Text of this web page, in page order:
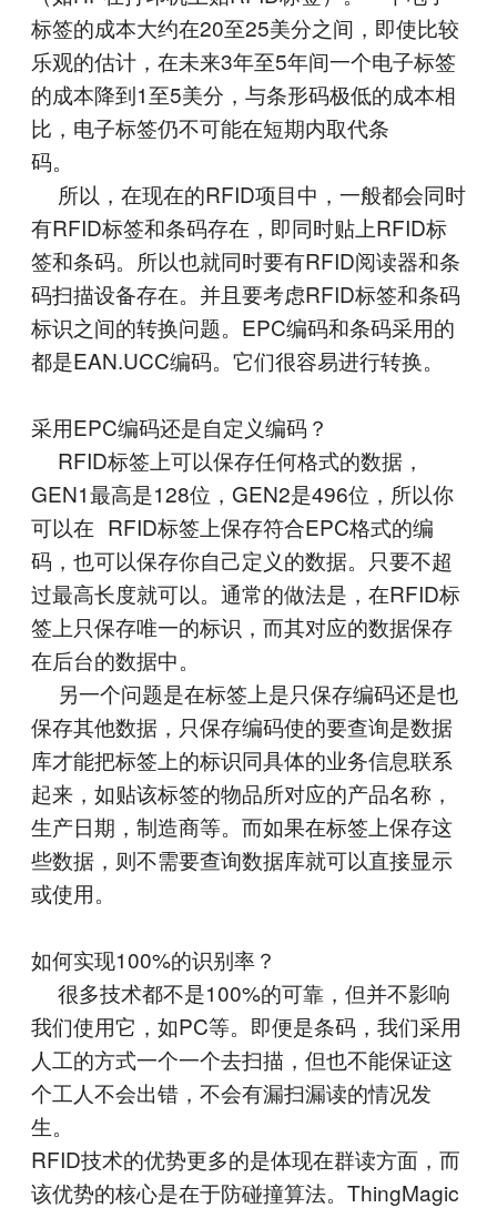
标签的成本大约在20至25美分之间，即使比较
乐观的估计，在未来3年至5年间一个电子标签
的成本降到1至5美分，与条形码极低的成本相
比，电子标签仍不可能在短期内取代条
码。
所以，在现在的RFID项目中，一般都会同时
有RFID标签和条码存在，即同时贴上RFID标
签和条码。所以也就同时要有RFID阅读器和条
码扫描设备存在。并且要考虑RFID标签和条码
标识之间的转换问题。EPC编码和条码采用的
都是EAN.UCC编码。它们很容易进行转换。
采用EPC编码还是自定义编码？
RFID标签上可以保存任何格式的数据，
GEN1最高是128位，GEN2是496位，所以你
可以在 RFID标签上保存符合EPC格式的编
码，也可以保存你自己定义的数据。只要不超
过最高长度就可以。通常的做法是，在RFID标
签上只保存唯一的标识，而其对应的数据保存
在后台的数据中。
另一个问题是在标签上是只保存编码还是也
保存其他数据，只保存编码使的要查询是数据
库才能把标签上的标识同具体的业务信息联系
起来，如贴该标签的物品所对应的产品名称，
生产日期，制造商等。而如果在标签上保存这
些数据，则不需要查询数据库就可以直接显示
或使用。
如何实现100%的识别率？
很多技术都不是100%的可靠，但并不影响
我们使用它，如PC等。即便是条码，我们采用
人工的方式一个一个去扫描，但也不能保证这
个工人不会出错，不会有漏扫漏读的情况发
生。
RFID技术的优势更多的是体现在群读方面，而
该优势的核心是在于防碰撞算法。ThingMagic